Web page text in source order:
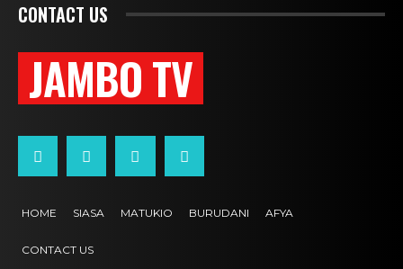
CONTACT US
JAMBO TV
HOME SIASA MATUKIO BURUDANI AFYA
CONTACT US